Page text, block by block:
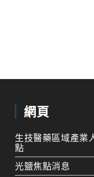
網頁
生技醫藥區域產業
點
光鹽焦點消息